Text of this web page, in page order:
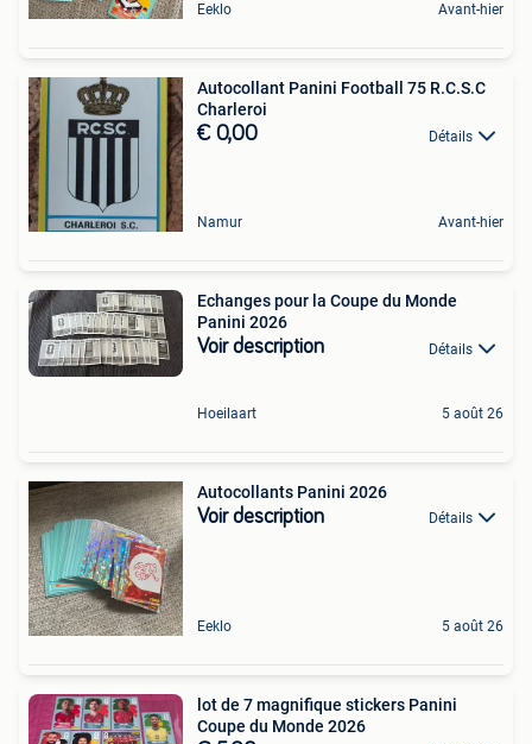
Eeklo Avant-hier
Autocollant Panini Football 75 R.C.S.C
Charleroi
€ 0,00 Détails
Namur Avant-hier
Echanges pour la Coupe du Monde
Panini 2026
Voir description Détails
Hoeilaart 5 août 26
Autocollants Panini 2026
Voir description Détails
Eeklo 5 août 26
lot de 7 magnifique stickers Panini
Coupe du Monde 2026